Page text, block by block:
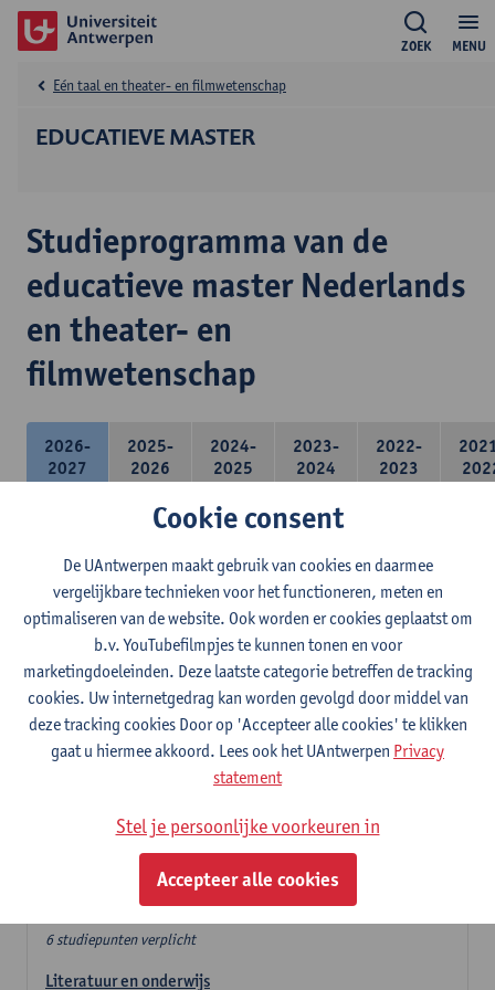
MENU
ZOEK
EDUCATIEVE MASTER
Eén taal en theater- en filmwetenschap
Studieprogramma van de
educatieve master Nederlands
en theater- en
filmwetenschap
2026-
2027
2025-
2026
2024-
2025
2023-
2024
2022-
2023
- Optie A : je kiest twee vakdidactieken
- Optie B: je kiest één vakdidactiek en een profilering
In de domeincomponent neem je 60 studiepunten op:
- 1 verplicht algemeen opleidingsonderdeel van 6 studiepunten,
- 24 of 30 studiepunten Nederlands en telkens minimum 6
studiepunten per deeldomein,
- 24 of 30 studiepunten theater- en filmwetenschap.
Verplicht algemeen opleidingsonderdeel
Deze 6 verplichte studiepunten tellen mee in de
domeincomponent van een van de gekozen talen.
Verplicht algemeen opleidingsonderdeel
6 studiepunten verplicht
Literatuur en onderwijs
Cookie consent
De UAntwerpen maakt gebruik van cookies en daarmee
vergelijkbare technieken voor het functioneren, meten en
optimaliseren van de website. Ook worden er cookies geplaatst om
b.v. YouTubefilmpjes te kunnen tonen en voor
marketingdoeleinden. Deze laatste categorie betreffen de tracking
cookies. Uw internetgedrag kan worden gevolgd door middel van
deze tracking cookies Door op 'Accepteer alle cookies' te klikken
gaat u hiermee akkoord. Lees ook het UAntwerpen Privacy
statement
Stel je persoonlijke voorkeuren in
Accepteer alle cookies